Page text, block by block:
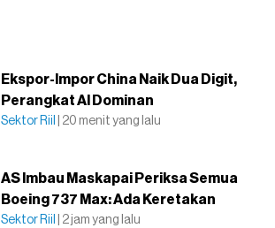
Ekspor-Impor China Naik Dua Digit,
Perangkat AI Dominan
Sektor Riil | 20 menit yang lalu
AS Imbau Maskapai Periksa Semua
Boeing 737 Max: Ada Keretakan
Sektor Riil | 2 jam yang lalu